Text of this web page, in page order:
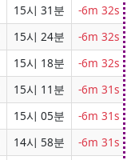
15시 31분 -6m 32s
15시 24분 -6m 32s
15시 18분 -6m 32s
15시 11분 -6m 31s
15시 05분 -6m 31s
14시 58분 -6m 31s